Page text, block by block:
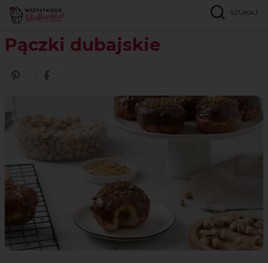
SZUKAJ
Strona główna Pączki dubajskie
Pączki dubajskie
Zobacz nasze piny w serwisie Pinterest
Udostępnij ten przepis w serwisie Facebook